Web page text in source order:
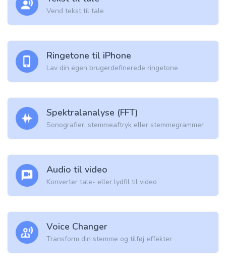
Vend tekst til tale
Ringetone til iPhone
Lav din egen brugerdefinerede ringetone
Spektralanalyse (FFT)
Sonografier, stemmeaftryk eller stemmegrammer
Audio til video
Konverter tale- eller lydfil til video
Voice Changer
Transform din stemme og tilføj effekter